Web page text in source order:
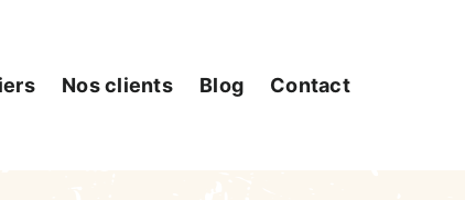
Nos clients Blog Contact